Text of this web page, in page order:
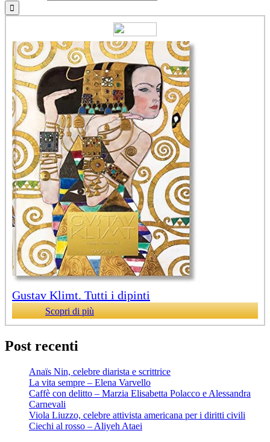
Gustav Klimt. Tutti i dipinti
Scopri di più
Post recenti
Anaïs Nin, celebre diarista e scrittrice
La vita sempre – Elena Varvello
Caffè con delitto – Marzia Elisabetta Polacco e Alessandra
Carnevali
Viola Liuzzo, celebre attivista americana per i diritti civili
Ciechi al rosso – Aliyeh Ataei